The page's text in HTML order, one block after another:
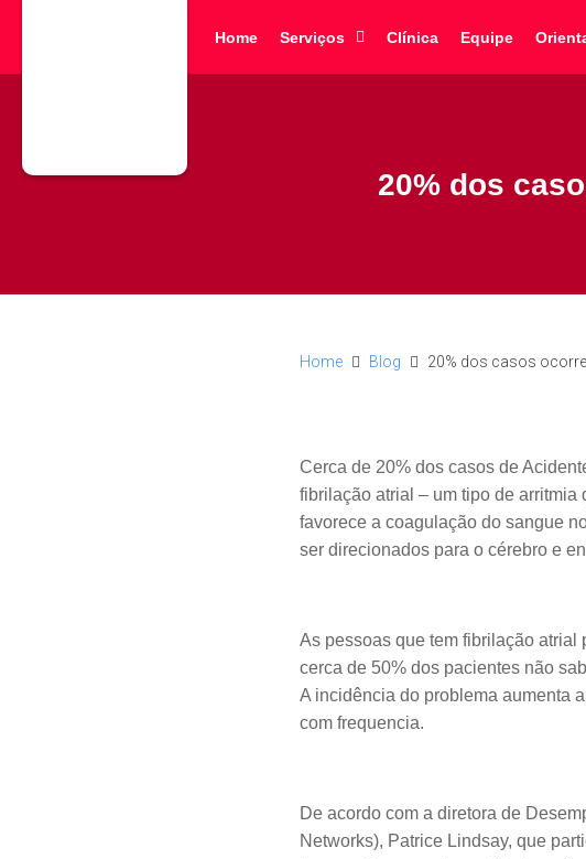
Home Serviços Clínica Equipe
20% dos
Home Blog 20% dos casos
Cerca de 20% dos casos de
fibrilação atrial – um tipo de arritmia
favorece a coagulação do sangue
ser direcionados para o cérebro e
As pessoas que tem fibrilação atrial
cerca de 50% dos pacientes não
A incidência do problema aumenta
com frequencia.
De acordo com a diretora de
Networks), Patrice Lindsay, que